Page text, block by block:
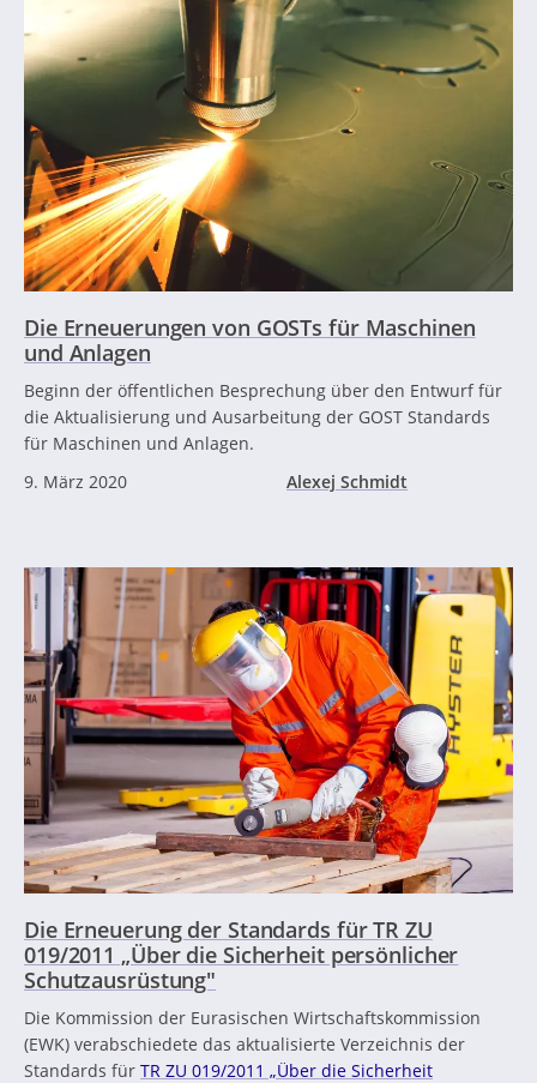
Die Erneuerungen von GOSTs für Maschinen
und Anlagen
Beginn der öffentlichen Besprechung über den Entwurf für
die Aktualisierung und Ausarbeitung der GOST Standards
für Maschinen und Anlagen.
9. März 2020
Alexej Schmidt
Die Erneuerung der Standards für TR ZU
019/2011 „Über die Sicherheit persönlicher
Schutzausrüstung"
Die Kommission der Eurasischen Wirtschaftskommission
(EWK) verabschiedete das aktualisierte Verzeichnis der
Standards für TR ZU 019/2011 „Über die Sicherheit